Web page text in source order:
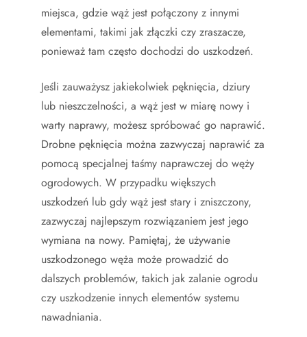
miejsca, gdzie wąż jest połączony z innymi
elementami, takimi jak złączki czy zraszacze,
ponieważ tam często dochodzi do uszkodzeń.
Jeśli zauważysz jakiekolwiek pęknięcia, dziury
lub nieszczelności, a wąż jest w miarę nowy i
warty naprawy, możesz spróbować go naprawić.
Drobne pęknięcia można zazwyczaj naprawić za
pomocą specjalnej taśmy naprawczej do węży
ogrodowych. W przypadku większych
uszkodzeń lub gdy wąż jest stary i zniszczony,
zazwyczaj najlepszym rozwiązaniem jest jego
wymiana na nowy. Pamiętaj, że używanie
uszkodzonego węża może prowadzić do
dalszych problemów, takich jak zalanie ogrodu
czy uszkodzenie innych elementów systemu
nawadniania.